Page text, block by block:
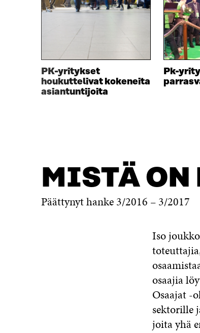
PK-yritykset
houkuttelivat kokeneita
asiantuntijoita
Pk-
MISTÄ ON
Päättynyt hanke 3/2016 – 3/2017
Iso
osaajia
Osaajat -
sektorille
joita yhä